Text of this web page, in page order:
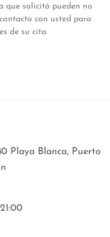
que solicitó pueden no
con usted para
de su cita.
Playa Blanca, Puerto